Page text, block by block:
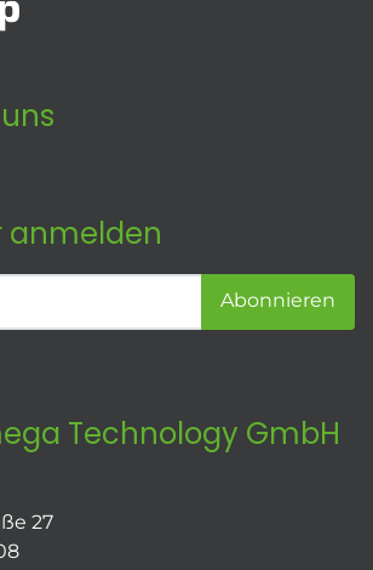
anmelden
Abonnieren
Technology GmbH
27